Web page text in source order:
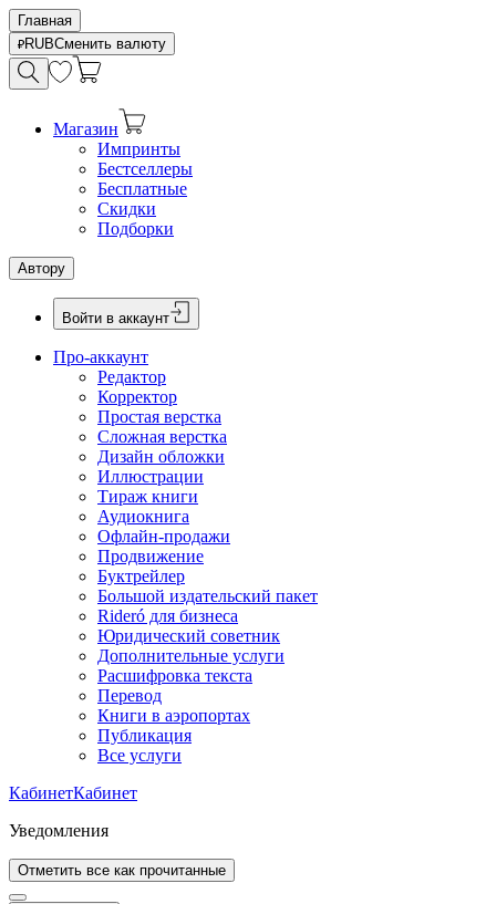
Главная
RUBСменить валюту
Магазин
Импринты
Бестселлеры
Бесплатные
Скидки
Подборки
Автору
Войти в аккаунт
Про-аккаунт
Редактор
Корректор
Простая верстка
Сложная верстка
Дизайн обложки
Иллюстрации
Тираж книги
Аудиокнига
Офлайн-продажи
Продвижение
Буктрейлер
Большой издательский пакет
Rideró для бизнеса
Юридический советник
Дополнительные услуги
Расшифровка текста
Перевод
Книги в аэропортах
Публикация
Все услуги
КабинетКабинет
Уведомления
Отметить все как прочитанные